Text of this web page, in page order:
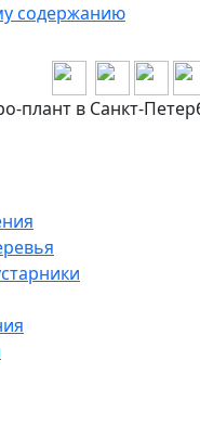
содержанию
плант в Санкт-